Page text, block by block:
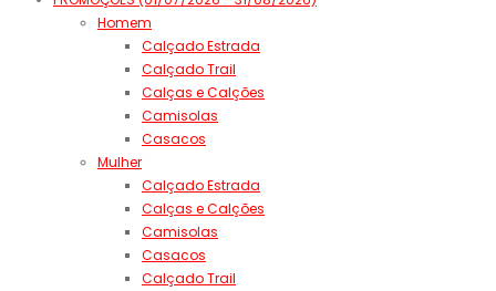
Homem
Calçado Estrada
Calçado Trail
Calças e Calções
Camisolas
Casacos
Mulher
Calçado Estrada
Calças e Calções
Camisolas
Casacos
Calçado Trail